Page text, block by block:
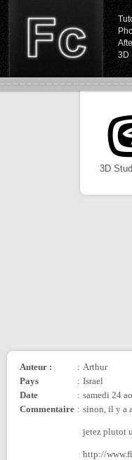
3D
3D
Auteur : : Arthur
Pays
: Israel
Date
: samedi 24
Commentaire : sinon, il y a
jetez plutot
http://